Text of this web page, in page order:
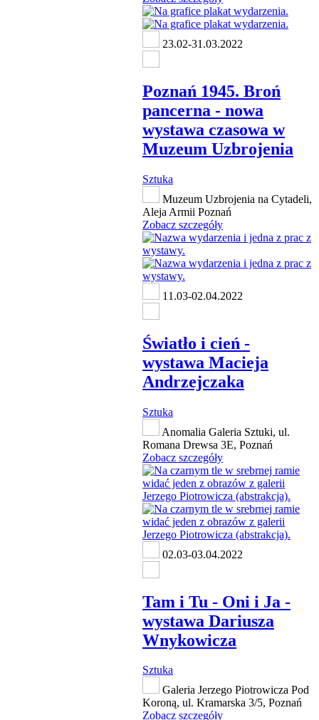
23.02-31.03.2022
Poznań 1945. Broń
pancerna - nowa
wystawa czasowa w
Muzeum Uzbrojenia
Sztuka
Muzeum Uzbrojenia na Cytadeli,
Aleja Armii Poznań
Zobacz szczegóły
11.03-02.04.2022
Światło i cień -
wystawa Macieja
Andrzejczaka
Sztuka
Anomalia Galeria Sztuki, ul.
Romana Drewsa 3E, Poznań
Zobacz szczegóły
02.03-03.04.2022
Tam i Tu - Oni i Ja -
wystawa Dariusza
Wnykowicza
Sztuka
Galeria Jerzego Piotrowicza Pod
Koroną, ul. Kramarska 3/5, Poznań
Zobacz szczegóły